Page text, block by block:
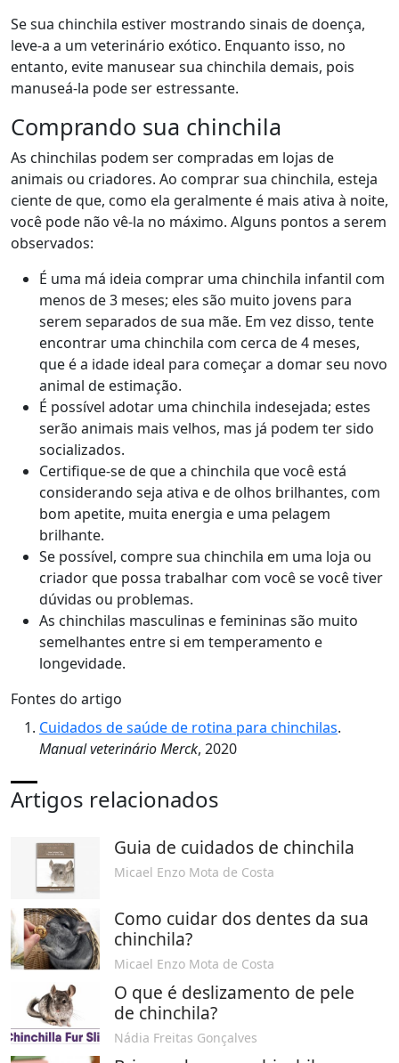
Se sua chinchila estiver mostrando sinais de doença,
leve-a a um veterinário exótico. Enquanto isso, no
entanto, evite manusear sua chinchila demais, pois
manuseá-la pode ser estressante.
Comprando sua chinchila
As chinchilas podem ser compradas em lojas de
animais ou criadores. Ao comprar sua chinchila, esteja
ciente de que, como ela geralmente é mais ativa à noite,
você pode não vê-la no máximo. Alguns pontos a serem
observados:
É uma má ideia comprar uma chinchila infantil com
menos de 3 meses; eles são muito jovens para
serem separados de sua mãe. Em vez disso, tente
encontrar uma chinchila com cerca de 4 meses,
que é a idade ideal para começar a domar seu novo
animal de estimação.
É possível adotar uma chinchila indesejada; estes
serão animais mais velhos, mas já podem ter sido
socializados.
Certifique-se de que a chinchila que você está
considerando seja ativa e de olhos brilhantes, com
bom apetite, muita energia e uma pelagem
brilhante.
Se possível, compre sua chinchila em uma loja ou
criador que possa trabalhar com você se você tiver
dúvidas ou problemas.
As chinchilas masculinas e femininas são muito
semelhantes entre si em temperamento e
longevidade.
Fontes do artigo
Cuidados de saúde de rotina para chinchilas.
Manual veterinário Merck, 2020
Artigos relacionados
Guia de cuidados de chinchila
Micael Enzo Mota de Costa
Como cuidar dos dentes da sua
chinchila?
Micael Enzo Mota de Costa
O que é deslizamento de pele
de chinchila?
Nádia Freitas Gonçalves